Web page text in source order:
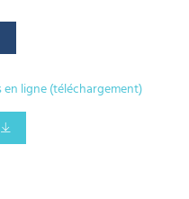
ligne (téléchargement)